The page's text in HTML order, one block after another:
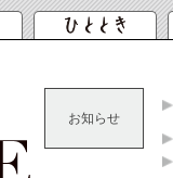
お知らせ